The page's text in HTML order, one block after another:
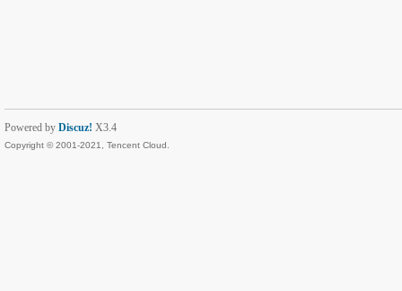
Powered by Discuz! X3.4
Copyright © 2001-2021, Tencent Cloud.